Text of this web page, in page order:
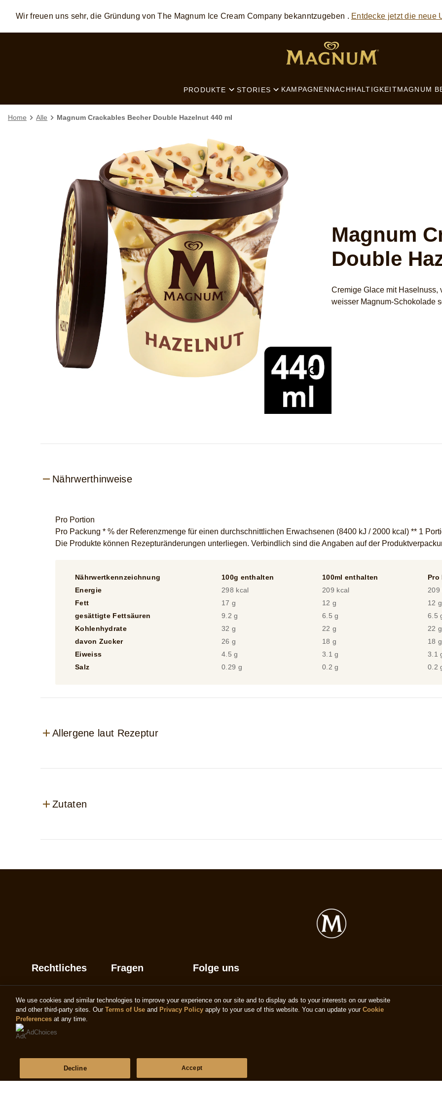
Skip to: MAIN CONTENT FOOTER SEARCH
Wir freuen uns sehr, die Gründung von The Magnum Ice Cream Company bekanntzugeben . Entdecke jetzt die neue
PRODUKTE STORIES KAMPAGNENNACHHALTIGKEITMAGNUM
Home Alle Magnum Crackables Becher Double Hazelnut 440 ml
Magnum
Double
Cremige Glace mit Haselnuss,
weisser Magnum-Schokolade
Nährwerthinweise
Pro Portion
Pro Packung * % der Referenzmenge für einen durchschnittlichen Erwachsenen (8400 kJ / 2000 kcal) ** 1
Die Produkte können Rezepturänderungen unterliegen. Verbindlich sind die Angaben auf der
Nährwertkennzeichnung 100g enthalten 100ml enthalten Pro
Energie
298 kcal 209 kcal 209
Fett
17 g 12 g 12 g
gesättigte Fettsäuren
9.2 g 6.5 g 6.5
Kohlenhydrate
32 g 22 g 22 g
davon Zucker
26 g 18 g 18 g
Eiweiss
4.5 g 3.1 g 3.1
Salz
0.29 g 0.2 g 0.2
Allergene laut Rezeptur
Zutaten
Rechtliches
Datenschutzhinweis
Cookie - Informationen
Impressum
Fragen
Kontakt
Folge uns
© 2026 Copyright The Magnum Ice Cream Company.
We use cookies and similar technologies to improve your experience on our site and to display ads to your interests on our website
and other third-party sites. Our Terms of Use and Privacy Policy apply to your use of this website. You can update your Cookie
Preferences at any time.
AdChoices
Decline Accept